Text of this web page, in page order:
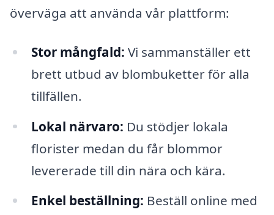
överväga att använda vår plattform:
Stor mångfald: Vi sammanställer ett
brett utbud av blombuketter för alla
tillfällen.
Lokal närvaro: Du stödjer lokala
florister medan du får blommor
levererade till din nära och kära.
Enkel beställning: Beställ online med